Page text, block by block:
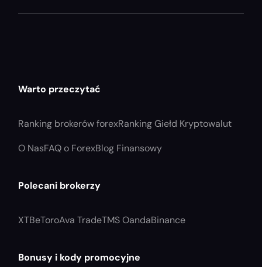
Warto przeczytać
Ranking brokerów forexRanking Giełd Kryptowalut
O NasFAQ o ForexBlog Finansowy
Polecani brokerzy
XTBeToroAva TradeTMS OandaBinance
Bonusy i kody promocyjne